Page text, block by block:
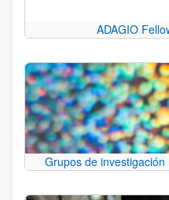
ADAGIO
Grupos de